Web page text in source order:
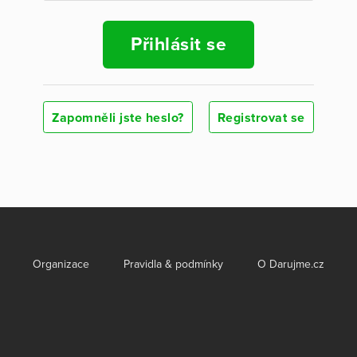
Přihlásit se
Zapomněli jste heslo? Registrovat se
Organizace Pravidla & podmínky O Darujme.cz